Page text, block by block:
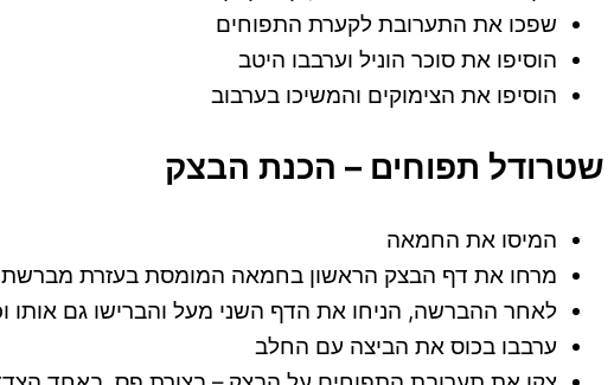
שפכו את התערובת לקערת התפוחים
הוסיפו את סוכר הוניל וערבבו היטב
הוסיפו את הצימוקים והמשיכו בערבוב
שטרודל תפוחים – הכנת הבצק
המיסו את החמאה
מרחו את דף הבצק הראשון בחמאה המומסת בעזרת מברשת
לאחר ההברשה, הניחו את הדף השני מעל והברישו גם אותו
ערבבו בכוס את הביצה עם החלב